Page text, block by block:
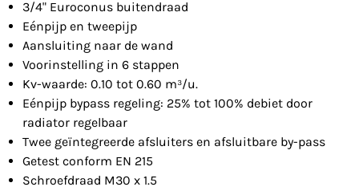
3/4" Euroconus buitendraad
Eénpijp en tweepijp
Aansluiting naar de wand
Voorinstelling in 6 stappen
Kv-waarde: 0.10 tot 0.60 m³/u.
Eénpijp bypass regeling: 25% tot 100% debiet door
radiator regelbaar
Twee geïntegreerde afsluiters en afsluitbare by-pass
Getest conform EN 215
Schroefdraad M30 x 1.5